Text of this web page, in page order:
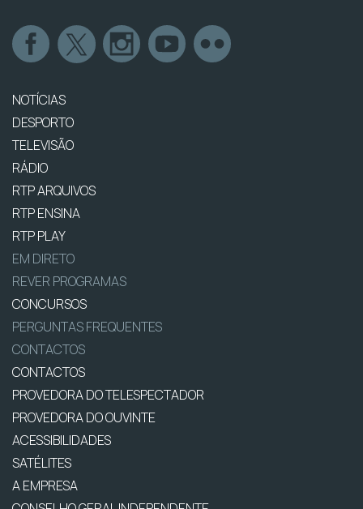
NOTÍCIAS
DESPORTO
TELEVISÃO
RÁDIO
RTP ARQUIVOS
RTP ENSINA
RTP PLAY
EM DIRETO
REVER PROGRAMAS
CONCURSOS
PERGUNTAS FREQUENTES
CONTACTOS
CONTACTOS
PROVEDORA DO TELESPECTADOR
PROVEDORA DO OUVINTE
ACESSIBILIDADES
SATÉLITES
A EMPRESA